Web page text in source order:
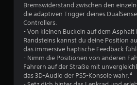
e
n
.
S
p
i
e
l
i
e
l
w
i
r
d
p
Bremswiderstand zwischen den
die adaptiven Trigger deines
Controllers.
- Von kleinen Buckeln auf dem Asphalt
Randsteins kannst du deine Position
das immersive haptische Feedback
- Nimm die Positionen von anderen
Fahrern auf der Straße mit
das 3D-Audio der PS5-Konsole wahr.⁴